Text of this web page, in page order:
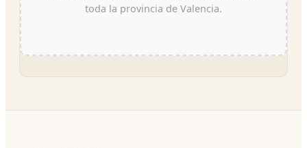
toda la provincia de Valencia.